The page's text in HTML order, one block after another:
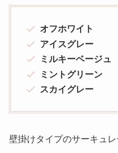
オフホワイト
アイスグレー
ミルキーベージュ
ミントグリーン
スカイグレー
壁掛けタイプのサーキュ